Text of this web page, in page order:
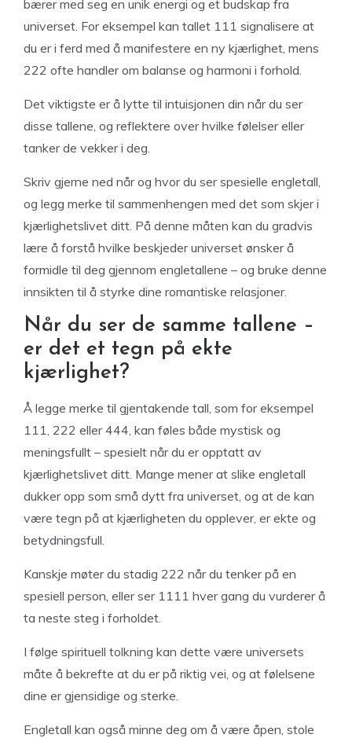
bærer med seg en unik energi og et budskap fra
universet. For eksempel kan tallet 111 signalisere at
du er i ferd med å manifestere en ny kjærlighet, mens
222 ofte handler om balanse og harmoni i forhold.
Det viktigste er å lytte til intuisjonen din når du ser
disse tallene, og reflektere over hvilke følelser eller
tanker de vekker i deg.
Skriv gjerne ned når og hvor du ser spesielle engletall,
og legg merke til sammenhengen med det som skjer i
kjærlighetslivet ditt. På denne måten kan du gradvis
lære å forstå hvilke beskjeder universet ønsker å
formidle til deg gjennom engletallene – og bruke denne
innsikten til å styrke dine romantiske relasjoner.
Når du ser de samme tallene –
er det et tegn på ekte
kjærlighet?
Å legge merke til gjentakende tall, som for eksempel
111, 222 eller 444, kan føles både mystisk og
meningsfullt – spesielt når du er opptatt av
kjærlighetslivet ditt. Mange mener at slike engletall
dukker opp som små dytt fra universet, og at de kan
være tegn på at kjærligheten du opplever, er ekte og
betydningsfull.
Kanskje møter du stadig 222 når du tenker på en
spesiell person, eller ser 1111 hver gang du vurderer å
ta neste steg i forholdet.
I følge spirituell tolkning kan dette være universets
måte å bekrefte at du er på riktig vei, og at følelsene
dine er gjensidige og sterke.
Engletall kan også minne deg om å være åpen, stole